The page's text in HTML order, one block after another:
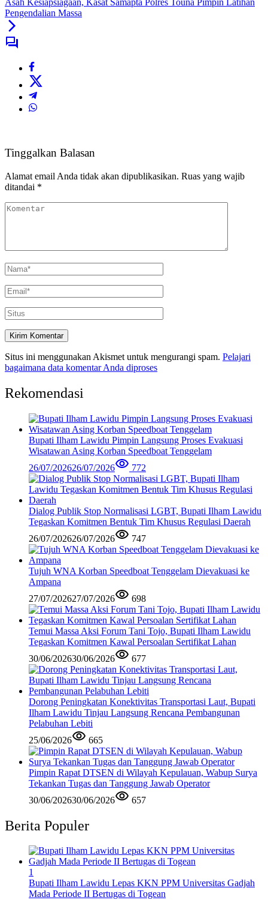
Asah Kesiapsiagaan, Kasat Samapta Polres Touna Pimpin Latihan
Pengendalian Massa
Tinggalkan Balasan
Alamat email Anda tidak akan dipublikasikan. Ruas yang wajib
ditandai *
Situs ini menggunakan Akismet untuk mengurangi spam. Pelajari
bagaimana data komentar Anda diproses
Rekomendasi
Bupati Ilham Lawidu Pimpin Langsung Proses Evakuasi
Wisatawan Asing Korban Speedboat Tenggelam
26/07/202626/07/2026 772
Dialog Publik Stop Normalisasi LGBT, Bupati Ilham Lawidu
Tegaskan Komitmen Bentuk Tim Khusus Regulasi Daerah
26/07/202626/07/2026 747
Tujuh WNA Korban Speedboat Tenggelam Dievakuasi ke
Ampana
27/07/202627/07/2026 698
Temui Massa Aksi Forum Tani Tojo, Bupati Ilham Lawidu
Tegaskan Komitmen Kawal Persoalan Sertifikat Lahan
30/06/202630/06/2026 677
Dorong Peningkatan Konektivitas Transportasi Laut, Bupati
Ilham Lawidu Tinjau Langsung Rencana Pembangunan
Pelabuhan Lebiti
25/06/2026
665
Pimpin Rapat DTSEN di Wilayah Kepulauan, Wabup Surya
Tekankan Tugas dan Tanggung Jawab Operator
30/06/202630/06/2026 657
Berita Populer
1
Bupati Ilham Lawidu Lepas KKN PPM Universitas Gadjah
Mada Periode II Bertugas di Togean